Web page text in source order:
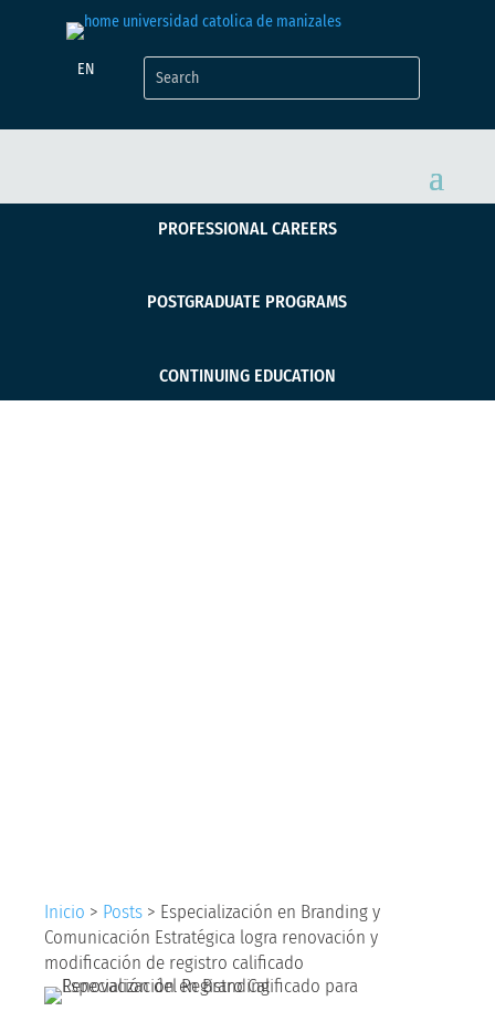
EN
PROFESSIONAL CAREERS
POSTGRADUATE PROGRAMS
CONTINUING EDUCATION
Inicio > Posts > Especialización en Branding y
Comunicación Estratégica logra renovación y
modificación de registro calificado